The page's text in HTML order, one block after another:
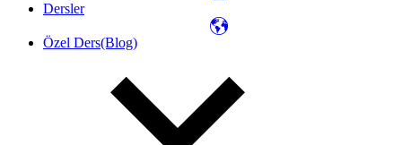
Dersler
Özel Ders(Blog)